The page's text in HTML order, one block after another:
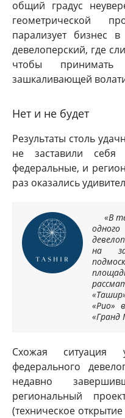
общий градус
геометрической
парализует бизнес
девелоперский, где
чтобы
зашкаливающей
Нет и не будет
Результаты столь
не заставили
федеральные, и
раз оказались
«В
на
«Рио»
«Гранд
Схожая ситуация
федерального
недавно
региональный
(техническое